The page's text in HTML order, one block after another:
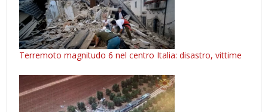
Terremoto magnitudo 6 nel centro Italia: disastro, vittime